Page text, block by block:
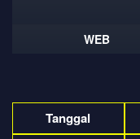
WEB
Tanggal